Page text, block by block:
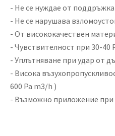
- Не се нуждае от поддръжка
- Не се нарушава
- От висококачествен
- Чувствителност при 30-40
- Уплътняване при удар от
- Висока
600 Ра m3/h )
- Възможно приложение при